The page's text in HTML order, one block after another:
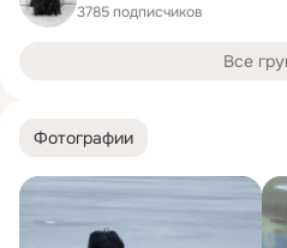
Фотографии
3785 подписчиков
Все